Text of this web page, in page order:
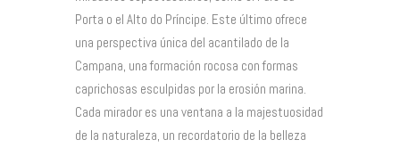
Porta o el Alto do Príncipe. Este último ofrece
una perspectiva única del acantilado de la
Campana, una formación rocosa con formas
caprichosas esculpidas por la erosión marina.
Cada mirador es una ventana a la majestuosidad
de la naturaleza, un recordatorio de la belleza